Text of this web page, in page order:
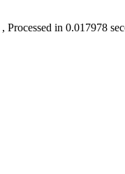
, Processed in 0.017978